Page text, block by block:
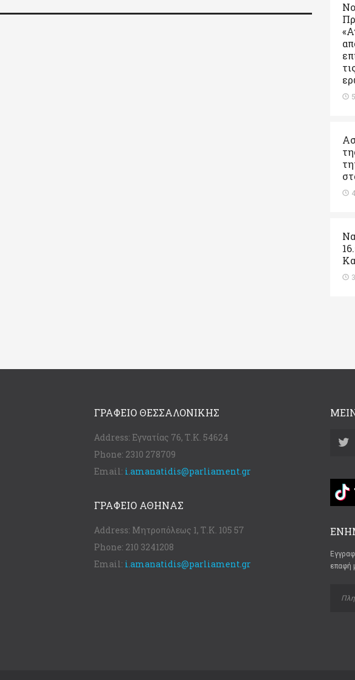
ΓΡΑΦΕΊΟ ΘΕΣΣΑΛΟΝΊΚΗΣ
Address: Εγνατίας 76, Τ.Κ. 54624
Phone: 2310 278709
Email: i.amanatidis@parliament.gr
ΓΡΑΦΕΊΟ ΑΘΉΝΑΣ
Address: Μητροπόλεως 1, Τ.Κ. 105 57
Phone: 210 3241208
Email: i.amanatidis@parliament.gr
επαφή